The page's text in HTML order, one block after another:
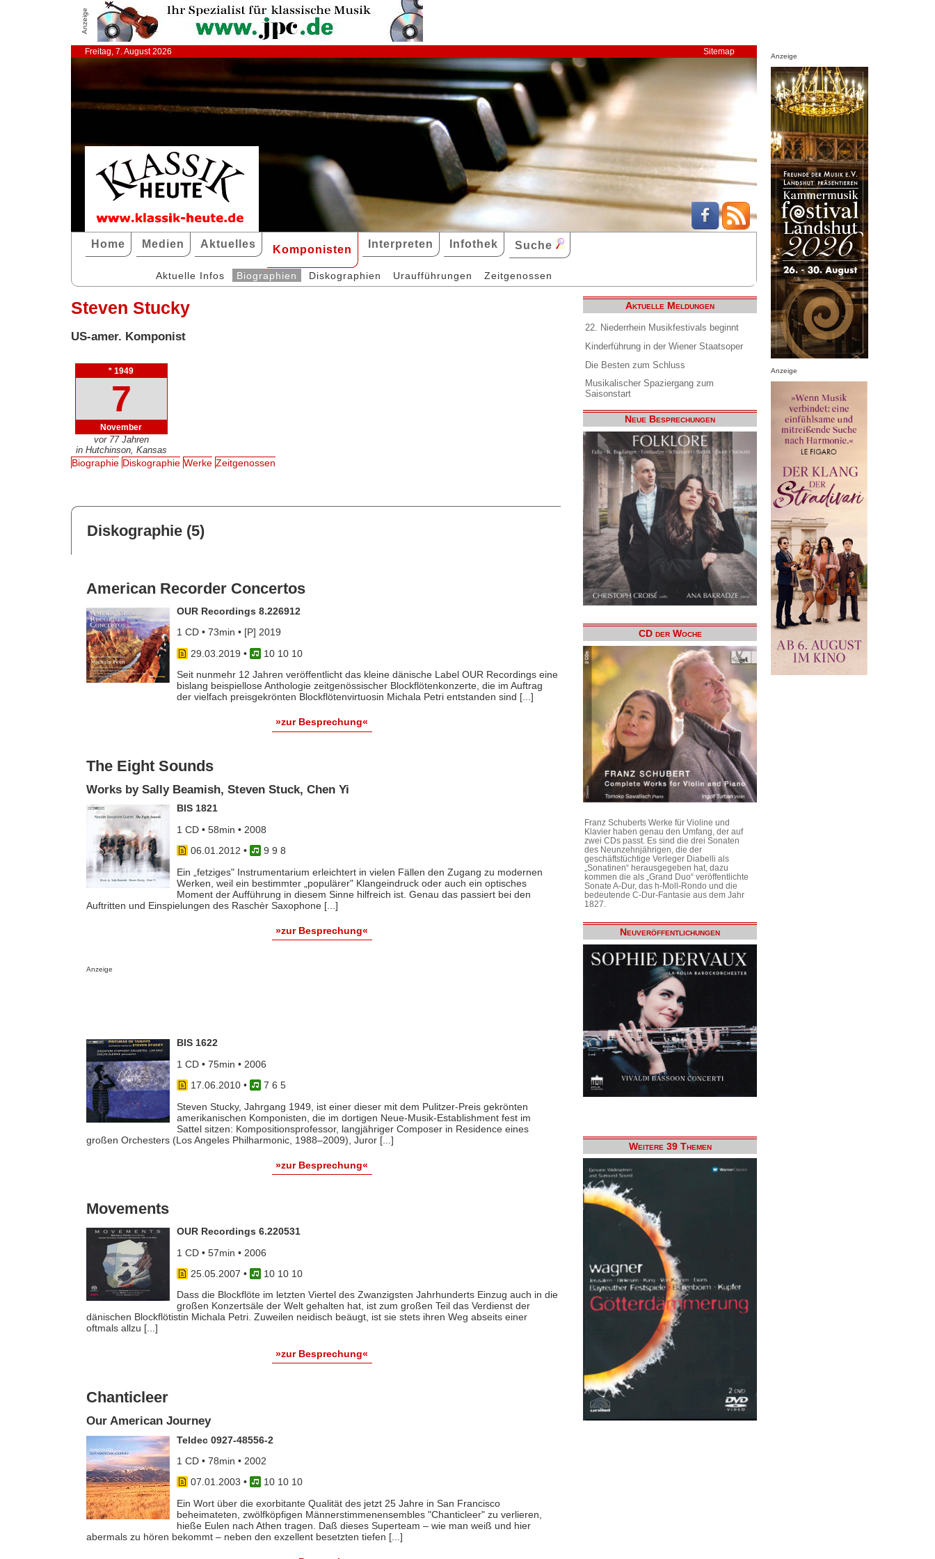
Anzeige
Freitag, 7. August 2026 Sitemap
Home Medien Aktuelles Komponisten Interpreten Infothek Suche
Aktuelle Infos Biographien Diskographien Uraufführungen Zeitgenossen
Steven Stucky
US-amer. Komponist
* 1949
7
November
vor 77 Jahren
in Hutchinson, Kansas
Biographie Diskographie Werke Zeitgenossen
Diskographie (5)
American Recorder Concertos
OUR Recordings 8.226912
1 CD • 73min • [P] 2019
29.03.2019 •
10 10 10
Seit nunmehr 12 Jahren veröffentlicht das kleine dänische Label OUR Recordings eine
bislang beispiellose Anthologie zeitgenössischer Blockflötenkonzerte, die im Auftrag
der vielfach preisgekrönten Blockflötenvirtuosin Michala Petri entstanden sind [...]
»zur Besprechung«
The Eight Sounds
Works by Sally Beamish, Steven Stuck, Chen Yi
BIS 1821
1 CD • 58min • 2008
06.01.2012 •
9 9 8
Ein „fetziges" Instrumentarium erleichtert in vielen Fällen den Zugang zu modernen
Werken, weil ein bestimmter „populärer" Klangeindruck oder auch ein optisches
Moment der Aufführung in diesem Sinne hilfreich ist. Genau das passiert bei den
Auftritten und Einspielungen des Raschèr Saxophone [...]
»zur Besprechung«
Anzeige
BIS 1622
1 CD • 75min • 2006
17.06.2010•
7 6 5
Steven Stucky, Jahrgang 1949, ist einer dieser mit dem Pulitzer-Preis gekrönten
amerikanischen Komponisten, die im dortigen Neue-Musik-Establishment fest im
Sattel sitzen: Kompositionsprofessor, langjähriger Composer in Residence eines
großen Orchesters (Los Angeles Philharmonic, 1988–2009), Juror [...]
»zur Besprechung«
Movements
OUR Recordings 6.220531
1 CD • 57min • 2006
25.05.2007 •
10 10 10
Dass die Blockflöte im letzten Viertel des Zwanzigsten Jahrhunderts Einzug auch in die
großen Konzertsäle der Welt gehalten hat, ist zum großen Teil das Verdienst der
dänischen Blockflötistin Michala Petri. Zuweilen neidisch beäugt, ist sie stets ihren Weg abseits einer
oftmals allzu [...]
»zur Besprechung«
Chanticleer
Our American Journey
Teldec 0927-48556-2
1 CD • 78min • 2002
07.01.2003 •
10 10 10
Ein Wort über die exorbitante Qualität des jetzt 25 Jahre in San Francisco
beheimateten, zwölfköpfigen Männerstimmenensembles "Chanticleer" zu verlieren,
hieße Eulen nach Athen tragen. Daß dieses Superteam – wie man weiß und hier
abermals zu hören bekommt – neben den exzellent besetzten tiefen [...]
Aktuelle Meldungen
22. Niederrhein Musikfestivals beginnt
Kinderführung in der Wiener Staatsoper
Die Besten zum Schluss
Musikalischer Spaziergang zum
Saisonstart
Neue Besprechungen
CD der Woche
Franz Schuberts Werke für Violine und
Klavier haben genau den Umfang, der auf
zwei CDs passt. Es sind die drei Sonaten
des Neunzehnjährigen, die der
geschäftstüchtige Verleger Diabelli als
„Sonatinen“ herausgegeben hat, dazu
kommen die als „Grand Duo“ veröffentlichte
Sonate A-Dur, das h-Moll-Rondo und die
bedeutende C-Dur-Fantasie aus dem Jahr
1827.
Neuveröffentlichungen
Weitere 39 Themen
Anzeige
Anzeige